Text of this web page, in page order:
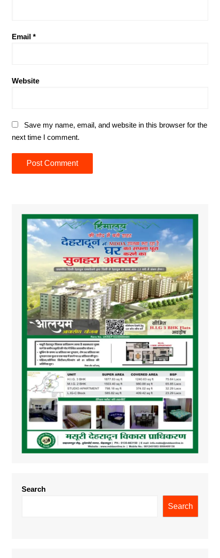
Email *
Website
Save my name, email, and website in this browser for the
next time I comment.
Search
Search